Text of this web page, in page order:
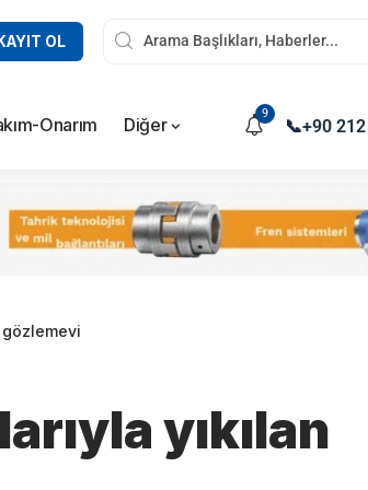
KAYIT OL
Onarım Diğer
9
📞+90
gözlemevi
yıkılan